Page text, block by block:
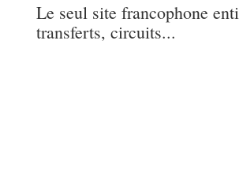
Le seul site francophone
transferts, circuits...